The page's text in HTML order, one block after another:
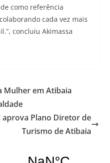
como referência
cada vez mais
concluiu Akimassa
Mulher em Atibaia
aprova Plano Diretor de
Turismo de Atibaia